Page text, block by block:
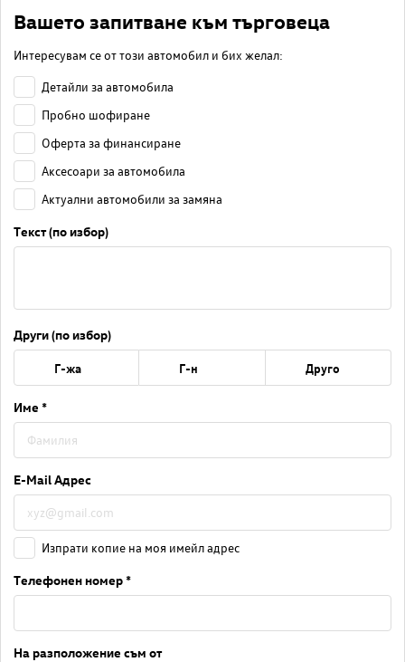
Вашето запитване към търговеца
Интересувам се от този автомобил и бих желал:
Детайли за автомобила
Пробно шофиране
Оферта за финансиране
Аксесоари за автомобила
Актуални автомобили за замяна
Текст (по избор)
Други (по избор)
Г-жа Г-н Друго
Име *
E-Mail Адрес
Изпрати копие на моя имейл адрес
Телефонен номер *
На разположение съм от